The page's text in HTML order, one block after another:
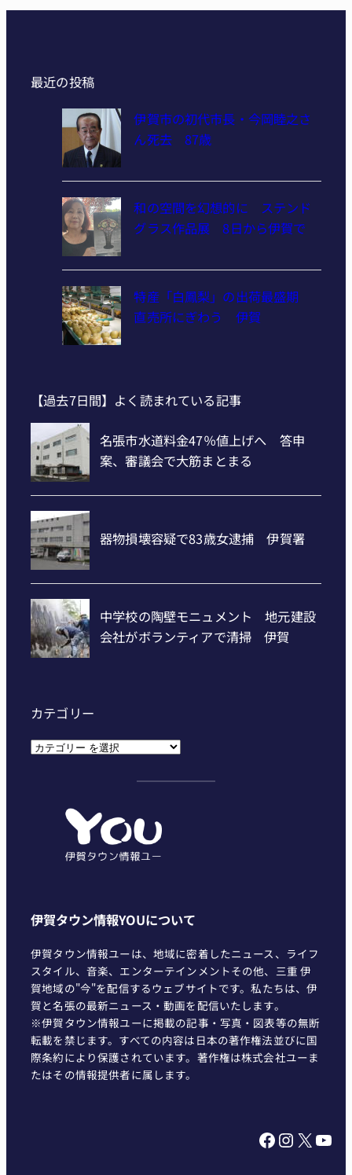
最近の投稿
伊賀市の初代市長・今岡睦之さ
ん死去 87歳
和の空間を幻想的に ステンド
グラス作品展 8日から伊賀で
特産「白鳳梨」の出荷最盛期
直売所にぎわう 伊賀
【過去7日間】よく読まれている記事
カテゴリー
カ
伊賀タウン情報YOUについて
伊賀タウン情報ユーは、地域に密着したニュース、ライフ
スタイル、音楽、エンターテインメントその他、三重 伊
賀地域の"今"を配信するウェブサイトです。私たちは、伊
賀と名張の最新ニュース・動画を配信いたします。
※伊賀タウン情報ユーに掲載の記事・写真・図表等の無断
転載を禁じます。すべての内容は日本の著作権法並びに国
際条約により保護されています。著作権は株式会社ユーま
たはその情報提供者に属します。
Facebook InstagramX YouTube